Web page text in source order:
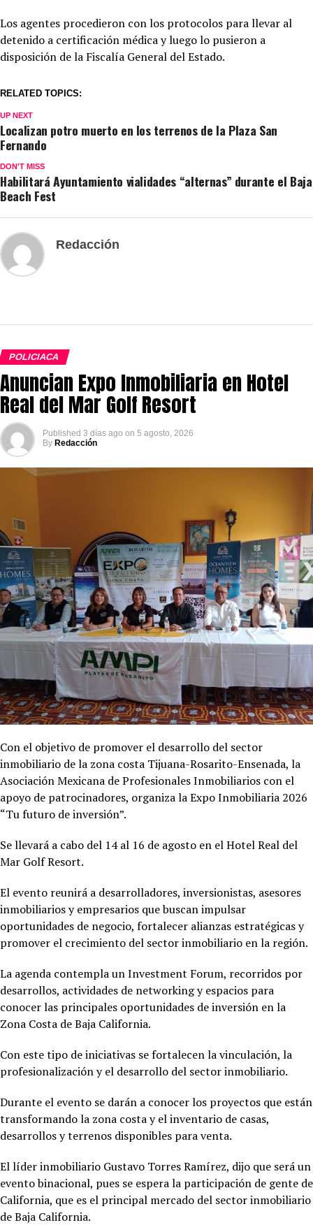
Los agentes procedieron con los protocolos para llevar al
detenido a certificación médica y luego lo pusieron a
disposición de la Fiscalía General del Estado.
RELATED TOPICS:
UP NEXT
Localizan potro muerto en los terrenos de la Plaza San
Fernando
DON'T MISS
Habilitará Ayuntamiento vialidades “alternas” durante el Baja
Beach Fest
Redacción
POLICIACA
Anuncian Expo Inmobiliaria en Hotel
Real del Mar Golf Resort
Published 3 días ago on 5 agosto, 2026
By Redacción
Con el objetivo de promover el desarrollo del sector
inmobiliario de la zona costa Tijuana-Rosarito-Ensenada, la
Asociación Mexicana de Profesionales Inmobiliarios con el
apoyo de patrocinadores, organiza la Expo Inmobiliaria 2026
“Tu futuro de inversión”.
Se llevará a cabo del 14 al 16 de agosto en el HotelReal del
Mar Golf Resort.
El evento reunirá a desarrolladores, inversionistas, asesores
inmobiliarios y empresarios que buscan impulsar
oportunidades de negocio, fortalecer alianzas estratégicas y
promover el crecimiento del sector inmobiliario en la región.
La agenda contempla un Investment Forum, recorridos por
desarrollos, actividades de networking y espacios para
conocer las principales oportunidades de inversión en la
Zona Costa de Baja California.
Con este tipo de iniciativas se fortalecen la vinculación, la
profesionalización y el desarrollo del sector inmobiliario.
Durante el evento se darán a conocer los proyectos que están
transformando la zona costa y el inventario de casas,
desarrollos y terrenos disponibles para venta.
El líder inmobiliario Gustavo Torres Ramírez, dijo que será un
evento binacional, pues se espera la participación de gente de
California, que es el principal mercado del sector inmobiliario
de Baja California.